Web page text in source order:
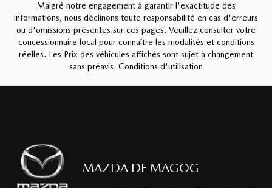
Malgré notre engagement à garantir l'exactitude des
informations, nous déclinons toute responsabilité en cas d'erreurs
ou d'omissions présentes sur ces pages. Veuillez consulter votre
concessionnaire local pour connaître les modalités et conditions
réelles. Les Prix des véhicules affichés sont sujet à changement
sans préavis. Conditions d'utilisation
MAZDA DE MAGOG